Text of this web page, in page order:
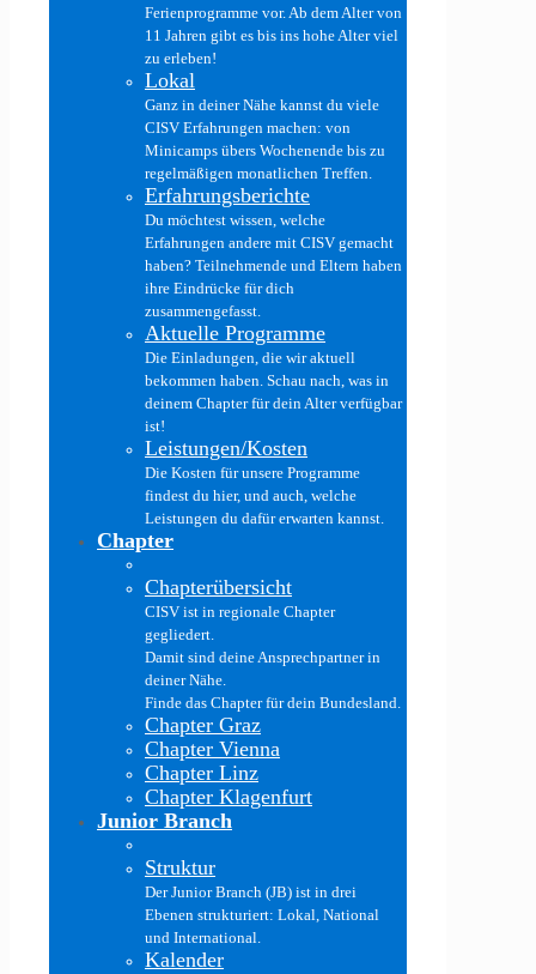
Ferienprogramme vor. Ab dem Alter von
11 Jahren gibt es bis ins hohe Alter viel
zu erleben!
Lokal
Ganz in deiner Nähe kannst du viele
CISV Erfahrungen machen: von
Minicamps übers Wochenende bis zu
regelmäßigen monatlichen Treffen.
Erfahrungsberichte
Du möchtest wissen, welche
Erfahrungen andere mit CISV gemacht
haben? Teilnehmende und Eltern haben
ihre Eindrücke für dich
zusammengefasst.
Aktuelle Programme
Die Einladungen, die wir aktuell
bekommen haben. Schau nach, was in
deinem Chapter für dein Alter verfügbar
ist!
Leistungen/Kosten
Die Kosten für unsere Programme
findest du hier, und auch, welche
Leistungen du dafür erwarten kannst.
Chapter
Chapterübersicht
CISV ist in regionale Chapter
gegliedert.
Damit sind deine Ansprechpartner in
deiner Nähe.
Finde das Chapter für dein Bundesland.
Chapter Graz
Chapter Vienna
Chapter Linz
Chapter Klagenfurt
Junior Branch
Struktur
Der Junior Branch (JB) ist in drei
Ebenen strukturiert: Lokal, National
und International.
Kalender